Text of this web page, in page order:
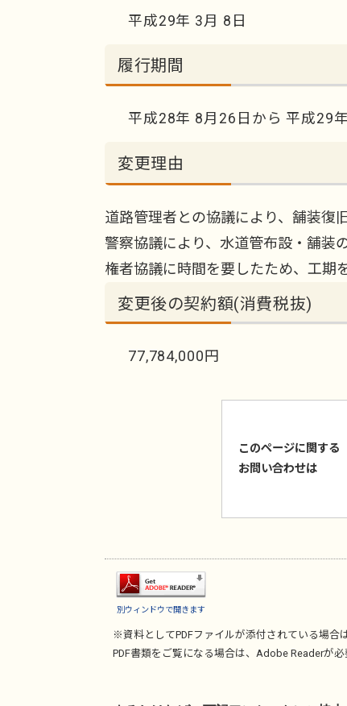
平成29年 3月 8日
履行期間
平成28年 8月26日から 平成29
変更理由
道路管理者との協議により、舗装復
警察協議により、水道管布設・舗装
権者協議に時間を要したため、工期
変更後の契約額(消費税抜)
77,784,000円
このページに関する
お問い合わせは
別ウィンドウで開きます
※資料としてPDFファイルが添付されている場合は
PDF書類をご覧になる場合は、 Adobe Readerが必